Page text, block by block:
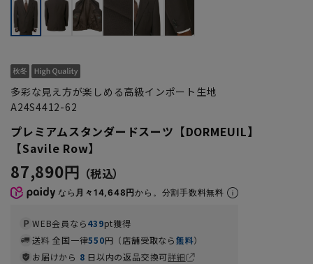
多彩な見え方が楽しめる高級インポート生地
A24S4412-62
プレミアムスタンダードスーツ【DORMEUIL】
【Savile Row】
87,890円
なら 月々14,648円から。分割手数料無料
WEB会員なら439pt獲得
送料 全国一律550円（店舗受取なら無料）
お届けから 8 日以内の返品交換可詳細